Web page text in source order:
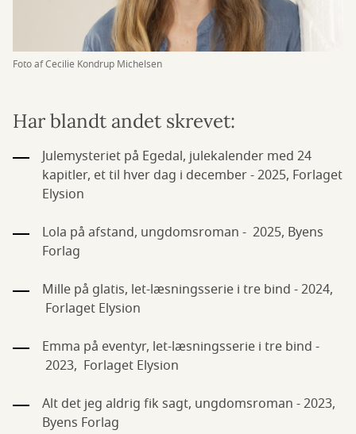
Foto af Cecilie Kondrup Michelsen
Har blandt andet skrevet:
Julemysteriet på Egedal, julekalender med 24
kapitler, et til hver dag i december - 2025, Forlaget
Elysion
Lola på afstand, ungdomsroman - 2025, Byens
Forlag
Mille på glatis, let-læsningsserie i tre bind - 2024,
Forlaget Elysion
Emma på eventyr, let-læsningsserie i tre bind -
2023, Forlaget Elysion
Alt det jeg aldrig fik sagt, ungdomsroman - 2023,
Byens Forlag